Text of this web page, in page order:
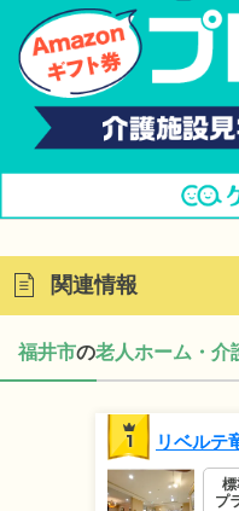
関連情報
福井市の老人ホーム・介
1 リベルテ
プ